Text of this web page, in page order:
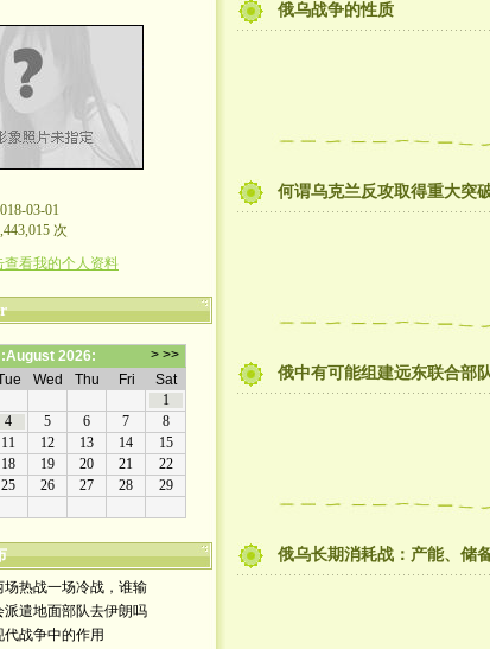
03-01
次
查看我的个人资料
场热战一场冷战，谁输
派遣地面部队去伊朗吗
代战争中的作用
俄乌战争的性质
何谓乌克兰反攻取得重大突
俄中有可能组建远东联合部
俄乌长期消耗战：产能、储